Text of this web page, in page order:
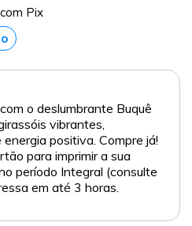
Pix
o deslumbrante Buquê
vibrantes,
positiva. Compre já!
para imprimir a sua
período Integral (consulte
em até 3 horas.